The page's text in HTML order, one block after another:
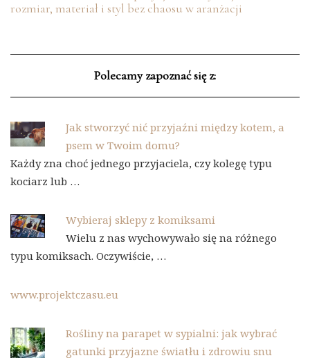
rozmiar, materiał i styl bez chaosu w aranżacji
Polecamy zapoznać się z:
Jak stworzyć nić przyjaźni między kotem, a
psem w Twoim domu?
Każdy zna choć jednego przyjaciela, czy kolegę typu
kociarz lub …
Wybieraj sklepy z komiksami
Wielu z nas wychowywało się na różnego
typu komiksach. Oczywiście, …
www.projektczasu.eu
Rośliny na parapet w sypialni: jak wybrać
gatunki przyjazne światłu i zdrowiu snu